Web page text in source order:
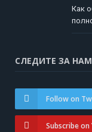
Как
СЛЕДИТЕ ЗА
Follow on
Subscribe on